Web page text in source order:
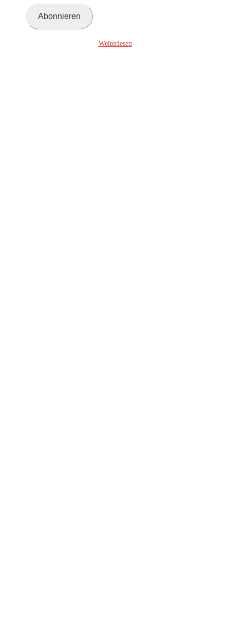
Abonnieren
Weiterlesen